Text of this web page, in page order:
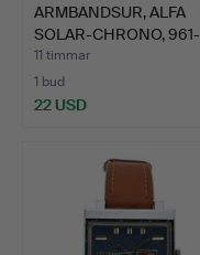
ARMBANDSUR, ALFA
SOLAR-CHRONO, 961-
2030, S…
11 timmar
1 bud
22 USD